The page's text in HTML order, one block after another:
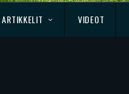
ARTIKKELIT VIDEOT